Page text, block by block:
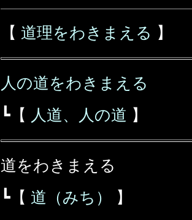
【 道理をわきまえる 】
人の道をわきまえる
┗【 人道、人の道 】
道をわきまえる
┗【 道（みち）
】